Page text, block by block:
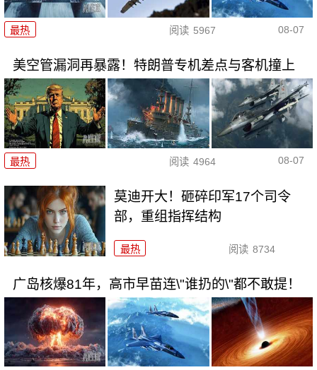
最热 阅读 5967 08-07
美空管漏洞再暴露！特朗普专机差点与客机撞上
最热 阅读 4964 08-07
莫迪开大！砸碎印军17个司令
部，重组指挥结构
最热 阅读 8734
广岛核爆81年，高市早苗连\"谁扔的\"都不敢提！